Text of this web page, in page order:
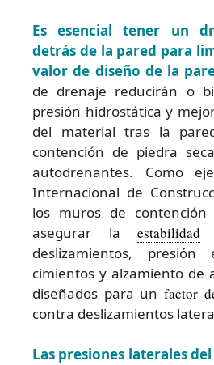
Es esencial tener un
detrás de la pared para
valor de diseño de la
de drenaje reducirán o
presión hidrostática y
del material tras la
contención de piedra
autodrenantes. Como
Internacional de
los muros de
asegurar la estabilidad
deslizamientos,
cimientos y alzamiento de
diseñados para unfactor
contra deslizamientos
Las presiones laterales